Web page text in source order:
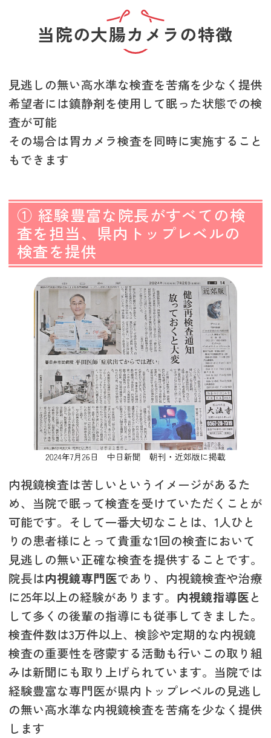
当院の大腸カメラの特徴
見逃しの無い高水準な検査を苦痛を少なく提供
希望者には鎮静剤を使用して眠った状態での検
査が可能
その場合は胃カメラ検査を同時に実施すること
もできます
① 経験豊富な院長がすべての検
査を担当、県内トップレベルの
検査を提供
内視鏡検査は苦しいというイメージがあるた
め、当院で眠って検査を受けていただくことが
可能です。そして一番大切なことは、1人ひと
りの患者様にとって貴重な1回の検査において
見逃しの無い正確な検査を提供することです。
院長は内視鏡専門医であり、内視鏡検査や治療
に25年以上の経験があります。 内視鏡指導医と
して多くの後輩の指導にも従事してきました。
検査件数は3万件以上、検診や定期的な内視鏡
検査の重要性を啓蒙する活動も行いこの取り組
みは新聞にも取り上げられています。当院では
経験豊富な専門医が県内トップレベルの見逃し
の無い高水準な内視鏡検査を苦痛を少なく提供
します